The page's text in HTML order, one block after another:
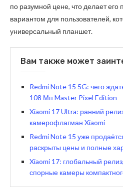
по разумной цене, что делает его
вариантом для пользователей,
универсальный планшет.
Вам также может
Redmi Note 15 5G: чего
108 Мп Master Pixel Edition
Xiaomi 17 Ultra: ранний
камерофлагман Xiaomi
Redmi Note 15 уже
раскрыты цены и полные
Xiaomi 17: глобальный
спорные камеры